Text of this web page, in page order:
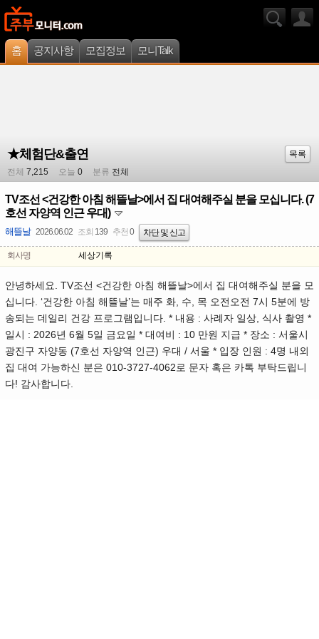
홈 공지사항 모집정보 모니Talk
★체험단&출연
목록
전체 7,215 오늘 0 분류 전체
TV조선 <건강한 아침 해뜰날>에서 집 대여해주실 분을 모십니다. (7
호선 자양역 인근 우대)
해뜰날 2026.06.02 조회 139 추천 0 차단 및 신고
회사명 세상기록
안녕하세요. TV조선 <건강한 아침 해뜰날>에서 집 대여해주실 분을 모
십니다. ‘건강한 아침 해뜰날’는 매주 화, 수, 목 오전오전 7시 5분에 방
송되는 데일리 건강 프로그램입니다. * 내용 : 사례자 일상, 식사 촬영 *
일시 : 2026년 6월 5일 금요일 * 대여비 : 10 만원 지급 * 장소 : 서울시
광진구 자양동 (7호선 자양역 인근) 우대 / 서울 * 입장 인원 : 4명 내외
집 대여 가능하신 분은 010-3727-4062로 문자 혹은 카톡 부탁드립니
다! 감사합니다.